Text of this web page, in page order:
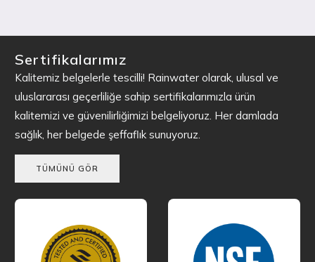
Sertifikalarımız
Kalitemiz belgelerle tescilli! Rainwater olarak, ulusal ve
uluslararası geçerliliğe sahip sertifikalarımızla ürün
kalitemizi ve güvenilirliğimizi belgeliyoruz. Her damlada
sağlık, her belgede şeffaflık sunuyoruz.
TÜMÜNÜ GÖR